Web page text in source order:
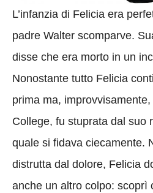
L’infanzia di Felicia era
padre Walter scomparve.
disse che era morto in un
Nonostante tutto Felicia
prima ma,
College, fu stuprata dal suo
quale si fidava ciecamente.
distrutta dal dolore, Felicia
anche un altro colpo: scoprì